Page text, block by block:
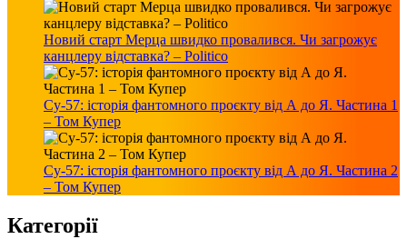
Новий старт Мерца швидко провалився. Чи загрожує
канцлеру відставка? – Politico
Су-57: історія фантомного проєкту від А до Я. Частина 1
– Том Купер
Су-57: історія фантомного проєкту від А до Я. Частина 2
– Том Купер
Категорії